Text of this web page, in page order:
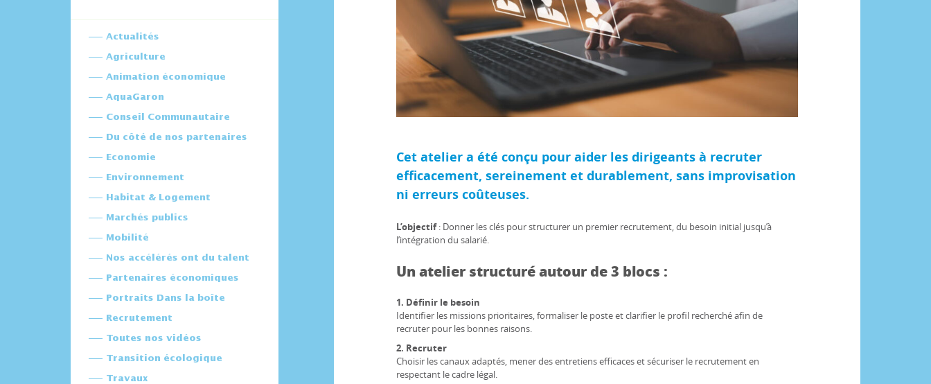
Actualités
Agriculture
Animation économique
AquaGaron
Conseil Communautaire
Du côté de nos partenaires
Economie
Environnement
Habitat & Logement
Marchés publics
Mobilité
Nos accélérés ont du talent
Partenaires économiques
Portraits Dans la boîte
Recrutement
Toutes nos vidéos
Transition écologique
Travaux
Cet atelier a été conçu pour aider les dirigeants à recruter
efficacement, sereinement et durablement, sans improvisation
ni erreurs coûteuses.
L’objectif: Donner les clés pour structurer un premier recrutement, du besoin initial jusqu’à
l’intégration du salarié.
Un atelier structuré autour de 3 blocs :
1. Définir le besoin
Identifier les missions prioritaires, formaliser le poste et clarifier le profil recherché afin de
recruter pour les bonnes raisons.
2. Recruter
Choisir les canaux adaptés, mener des entretiens efficaces et sécuriser le recrutement en
respectant le cadre légal.